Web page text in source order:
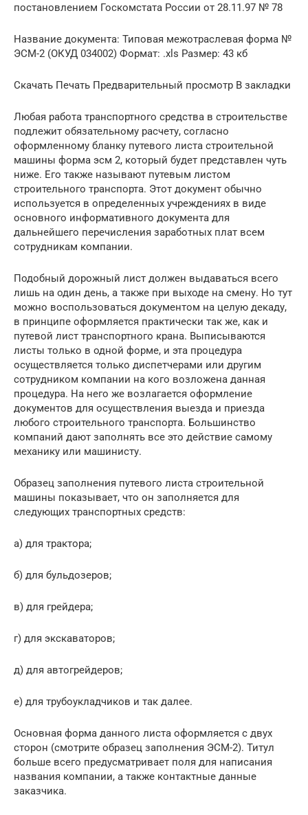
постановлением Госкомстата России от 28.11.97 № 78
Название документа: Типовая межотраслевая форма №
ЭСМ-2 (ОКУД 034002) Формат: .xls Размер: 43 кб
Скачать Печать Предварительный просмотр В закладки
Любая работа транспортного средства в строительстве
подлежит обязательному расчету, согласно
оформленному бланку путевого листа строительной
машины форма эсм 2, который будет представлен чуть
ниже. Его также называют путевым листом
строительного транспорта. Этот документ обычно
используется в определенных учреждениях в виде
основного информативного документа для
дальнейшего перечисления заработных плат всем
сотрудникам компании.
Подобный дорожный лист должен выдаваться всего
лишь на один день, а также при выходе на смену. Но тут
можно воспользоваться документом на целую декаду,
в принципе оформляется практически так же, как и
путевой лист транспортного крана. Выписываются
листы только в одной форме, и эта процедура
осуществляется только диспетчерами или другим
сотрудником компании на кого возложена данная
процедура. На него же возлагается оформление
документов для осуществления выезда и приезда
любого строительного транспорта. Большинство
компаний дают заполнять все это действие самому
механику или машинисту.
Образец заполнения путевого листа строительной
машины показывает, что он заполняется для
следующих транспортных средств:
а) для трактора;
б) для бульдозеров;
в) для грейдера;
г) для экскаваторов;
д) для автогрейдеров;
е) для трубоукладчиков и так далее.
Основная форма данного листа оформляется с двух
сторон (смотрите образец заполнения ЭСМ-2). Титул
больше всего предусматривает поля для написания
названия компании, а также контактные данные
заказчика.